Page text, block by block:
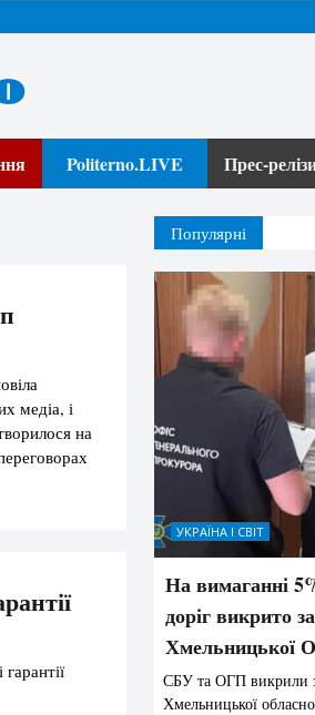
Politerno.LIVE Прес-
медіа, і
на
та
Популярні
УКРАЇНА І СВІТ
На вимаганні
доріг викрито
Хмельницької
СБУ та ОГП викрили
Хмельницької